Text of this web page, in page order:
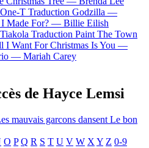
One-T Traduction Godzilla —
I Made For? — Billie Eilish
Traduction Paint The Town
I Want For Christmas Is You —
— Mariah Carey
de Hayce Lemsi
mauvais garcons dansent Le bon
O P Q R S T U V W X Y Z 0-9